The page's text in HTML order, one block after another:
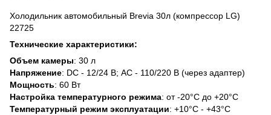
Холодильник автомобильный Brevia 30л (компрессор LG)
22725
Технические характеристики:
Объем камеры: 30 л
Напряжение: DC - 12/24 В; AC - 110/220 В (через адаптер)
Мощность: 60 Вт
Настройка температурного режима: от -20°C до +20°C
Температурный режим эксплуатации: +10°C - +43°C